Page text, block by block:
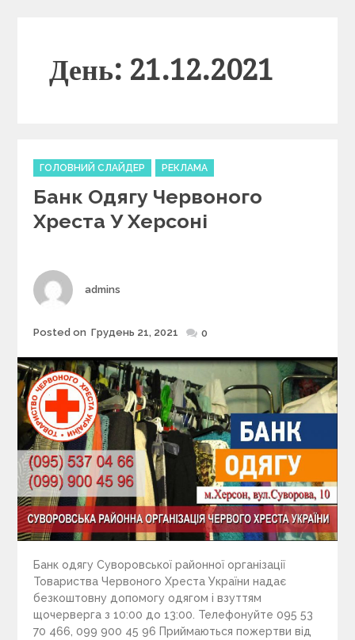
День: 21.12.2021
C
a
e
g
i
e
ГОЛОВНИЙ СЛАЙДЕР РЕКЛАМА
Банк Одягу Червоного
Хреста У Херсоні
Author
admins
Posted
Posted on Грудень 21, 2021 0
Банк одягу Суворовської районної організації
Товариства Червоного Хреста України надає
безкоштовну допомогу одягом і взуттям
щочерверга з 10:00 до 13:00. Телефонуйте 095 53
70 466, 099 900 45 96 Приймаються пожертви від